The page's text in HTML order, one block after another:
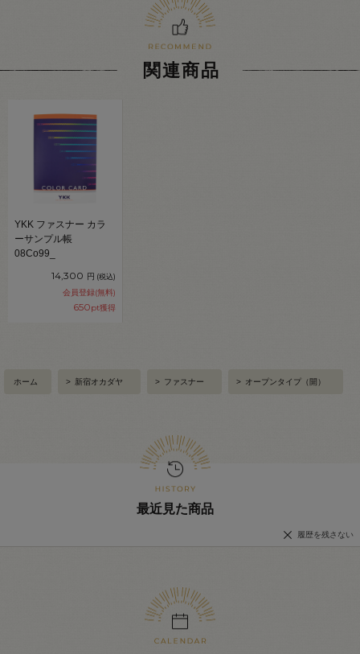
関連商品
YKK ファスナー カラ
ーサンプル帳
08Co99_
14,300 円 (税込)
会員登録(無料)
650pt獲得
ホーム > 新宿オカダヤ > ファスナー > オープンタイプ（開）
最近見た商品
履歴を残さない